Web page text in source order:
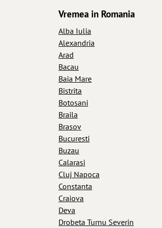
Vremea in Romania
Alba Iulia
Alexandria
Arad
Bacau
Baia Mare
Bistrita
Botosani
Braila
Brasov
Bucuresti
Buzau
Calarasi
Cluj Napoca
Constanta
Craiova
Deva
Drobeta Turnu Severin